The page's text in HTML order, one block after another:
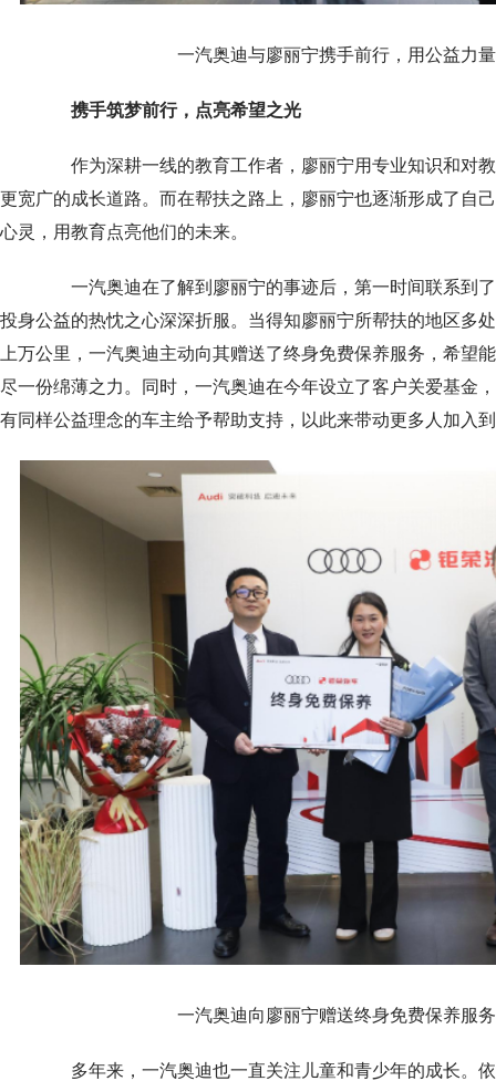
一汽奥迪与廖丽宁携手前行，用公益力
携手筑梦前行，点亮希望之光
作为深耕一线的教育工作者，廖丽宁用专业知识和对教
更宽广的成长道路。而在帮扶之路上，廖丽宁也逐渐形成了自
心灵，用教育点亮他们的未来。
一汽奥迪在了解到廖丽宁的事迹后，第一时间联系到了
投身公益的热忱之心深深折服。当得知廖丽宁所帮扶的地区多
上万公里，一汽奥迪主动向其赠送了终身免费保养服务，希望
尽一份绵薄之力。同时，一汽奥迪在今年设立了客户关爱基金
有同样公益理念的车主给予帮助支持，以此来带动更多人加入
一汽奥迪向廖丽宁赠送终身免费保养服
多年来，一汽奥迪也一直关注儿童和青少年的成长。依